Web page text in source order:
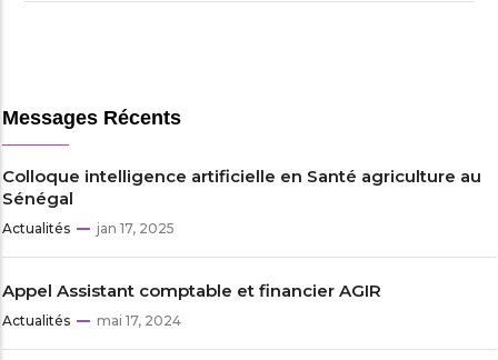
Messages Récents
Colloque intelligence artificielle en Santé agriculture au
Sénégal
Actualités jan 17, 2025
Appel Assistant comptable et financier AGIR
Actualités mai 17, 2024